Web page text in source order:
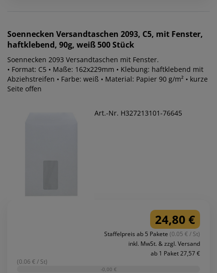
Soennecken Versandtaschen 2093, C5, mit Fenster,
haftklebend, 90g, weiß 500 Stück
Soennecken 2093 Versandtaschen mit Fenster.
• Format: C5 • Maße: 162x229mm • Klebung: haftklebend mit
Abziehstreifen • Farbe: weiß • Material: Papier 90 g/m² • kurze
Seite offen
Art.-Nr. H327213101-76645
24,80 €
Staffelpreis ab 5 Pakete (0.05 € / St)
inkl. MwSt. & zzgl. Versand
ab 1 Paket 27,57 €
(0.06 € / St)
-0,00 €